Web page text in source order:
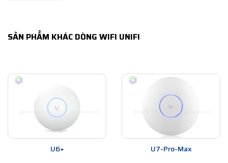
SẢN PHẨM KHÁC DÒNG WIFI UNIFI
U6+ U7-Pro-Max